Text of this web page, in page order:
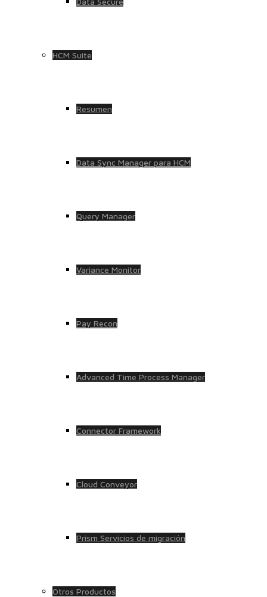
HCM Suite
Resumen
Data Sync Manager para HCM
Query Manager
Variance Monitor
Pay Recon
Advanced Time Process Manager
Connector Framework
Cloud Conveyor
Prism Servicios de migración
Otros Productos